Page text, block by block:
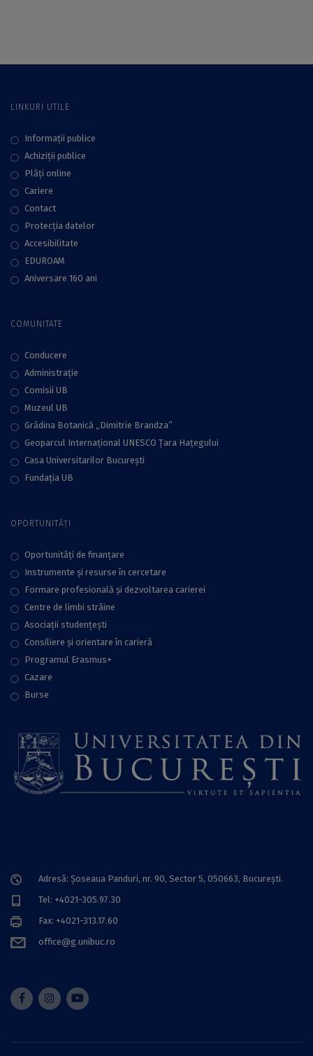
LINKURI UTILE
Informații publice
Achiziții publice
Plăţi online
Cariere
Contact
Protecţia datelor
Accesibilitate
EDUROAM
Aniversare 160 ani
COMUNITATE
Conducere
Administraţie
Comisii UB
Muzeul UB
Grădina Botanică „Dimitrie Brandza”
Geoparcul Internațional UNESCO Țara Hațegului
Casa Universitarilor București
Fundaţia UB
OPORTUNITĂȚI
Oportunități de finanțare
Instrumente și resurse în cercetare
Formare profesională și dezvoltarea carierei
Centre de limbi străine
Asociații studențești
Consiliere şi orientare în carieră
Programul Erasmus+
Cazare
Burse
Adresă: Șoseaua Panduri, nr. 90, Sector 5, 050663, Bucureşti.
Tel: +4021-305.97.30
Fax: +4021-313.17.60
office@g.unibuc.ro